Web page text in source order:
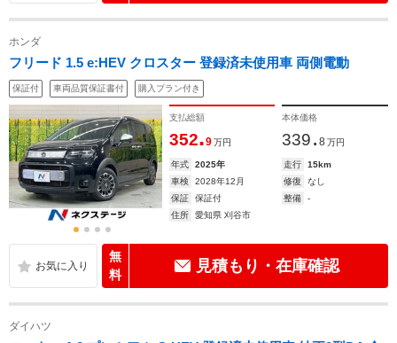
ホンダ
フリード 1.5 e:HEV クロスター 登録済未使用車 両側電動
保証付 車両品質保証書付 購入プラン付き
支払総額
352.9 万円
本体価格
339. 8 万円
年式 2025年 走行
15km
車検
2028年12月 修復
なし
保証
保証付 整備
-
住所
愛知県 刈谷市
無
料
見積もり・在庫確認
ダイハツ